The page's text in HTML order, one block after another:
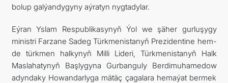
bolup galýandygyny aýratyn nygtadylar.
Eýran Yslam Respublikasynyň Ýol we şäher gurluşygy
ministri Farzane Sadeg Türkmenistanyň Prezidentine hem-
de türkmen halkynyň Milli Lideri, Türkmenistanyň Halk
Maslahatynyň Başlygyna Gurbanguly Berdimuhamedow
adyndaky Howandarlyga mätäç çagalara hemaýat bermek